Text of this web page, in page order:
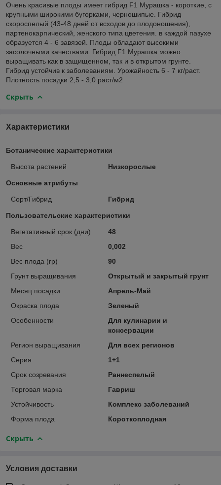
Очень красивые плоды имеет гибрид F1 Мурашка - короткие, с
крупными широкими бугорками, черношипые. Гибрид
скороспелый (43-48 дней от всходов до плодоношения),
партенокарпический, женского типа цветения. в каждой пазухе
образуется 4 - 6 завязей. Плоды обладают высокими
засолочными качествами. Гибрид F1 Мурашка можно
выращивать как в защищенном, так и в открытом грунте.
Гибрид устойчив к заболеваниям. Урожайность 6 - 7 кг/раст.
Плотность посадки 2,5 - 3,0 раст/м2
Скрыть
Характеристики
Ботанические характеристики
Высота растений Низкорослые
Основные атрибуты
Сорт/Гибрид Гибрид
Пользовательские характеристики
Вегетативный срок (дни)
48
Вес
0,002
Вес плода (гр)
90
Грунт выращивания
Открытый и закрытый грунт
Месяц посадки
Апрель-Май
Окраска плода
Зеленый
Особенности
Для кулинарии и
консервации
Регион выращивания
Для всех регионов
Серия
1+1
Срок созревания
Раннеспелый
Торговая марка
Гавриш
Устойчивость
Комплекс заболеваний
Форма плода
Короткоплодная
Скрыть
Условия доставки